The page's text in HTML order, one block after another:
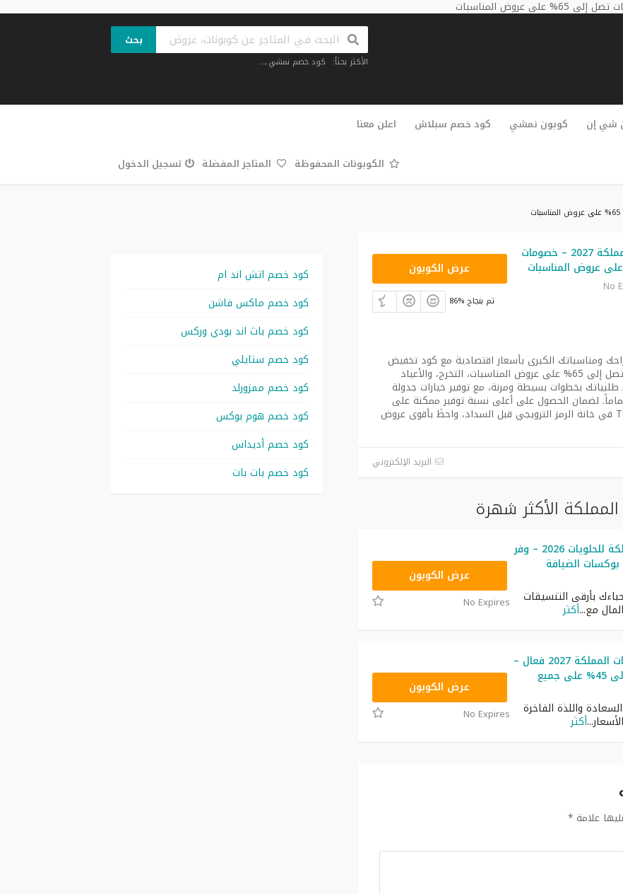
بحث
الأكثر بحثاً: كود خصم نمشي,...
تخطي
شي إن كوبون نمشي كود خصم سبلاش اعلن معنا
الكوبونات المحفوظة المتاجر المفضلة تسجيل الدخول
كود تخفيض المملكة 2027 – خصومات
No
عرض الكوبون
86% تم بنجاح
ومناسباتك الكبرى بأسعار اقتصادية مع كود تخفيض
المملكة 2027، واقتنص خصومات تصاعدية قوية تصل إلى 65% على عروض المناسبات، التخرج، والأعياد
بخطوات بسيطة ومرنة، مع توفير خيارات جدولة
لضمان الحصول على أعلى نسبة توفير ممكنة على
طلبك، تأكد من استخدام كود الخصم المباشر: T96 في خانة الرمز الترويجي قبل السداد، واحظَ بأقوى عروض
البريد الإلكتروني
الأكثر شهرة
كود خصم المملكة للحلويات 2026 – وفر
بوكسات الضيافة
بأرقى التنسيقات
مع...أكثر
عرض الكوبون
No Expires
كود خصم حلويات المملكة 2027 فعال –
خصومات تصل إلى 45% على جميع
واللذة الفاخرة
...أكثر
عرض الكوبون
No Expires
علامة *
كود خصم اتش اند ام
كود خصم ماكس فاشن
كود خصم باث اند بودي وركس
كود خصم ستايلي
كود خصم ممزورلد
كود خصم هوم بوكس
كود خصم أديداس
كود خصم بات بات